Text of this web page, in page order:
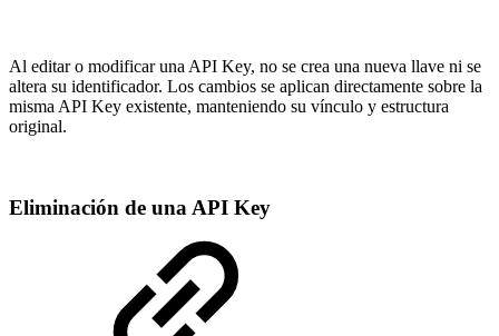
Al editar o modificar una API Key, no se crea una nueva llave ni se
altera su identificador. Los cambios se aplican directamente sobre la
misma API Key existente, manteniendo su vínculo y estructura
original.
Eliminación de una API Key